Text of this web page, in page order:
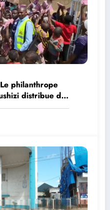
philanthrope
distribue des
chefferie de